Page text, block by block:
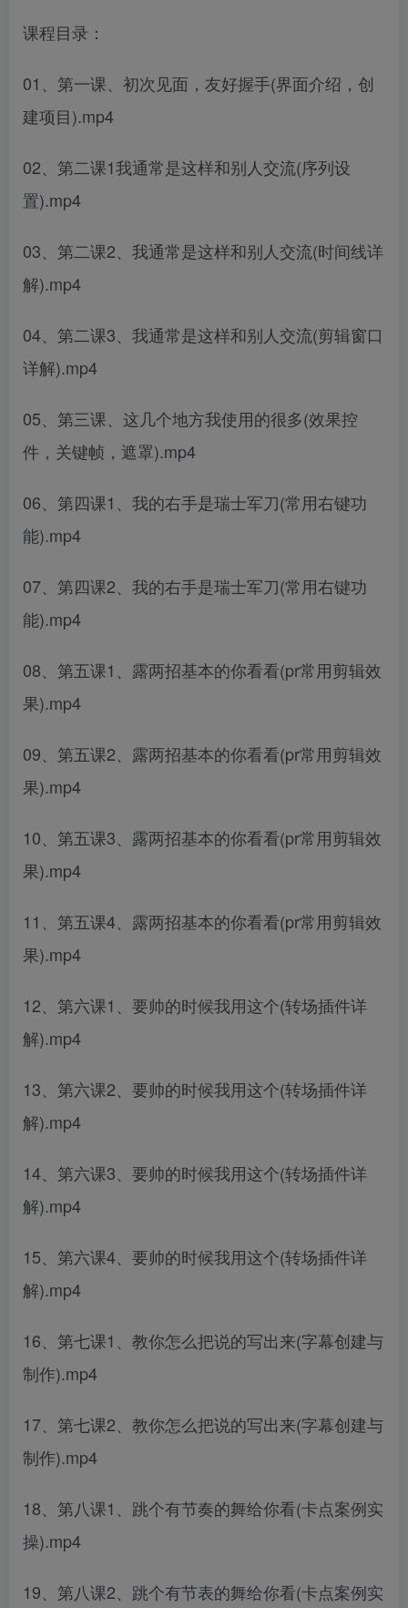
课程目录：
01、第一课、初次见面，友好握手(界面介绍，创
建项目).mp4
02、第二课1我通常是这样和别人交流(序列设
置).mp4
03、第二课2、我通常是这样和别人交流(时间线详
解).mp4
04、第二课3、我通常是这样和别人交流(剪辑窗口
详解).mp4
05、第三课、这几个地方我使用的很多(效果控
件，关键帧，遮罩).mp4
06、第四课1、我的右手是瑞士军刀(常用右键功
能).mp4
07、第四课2、我的右手是瑞士军刀(常用右键功
能).mp4
08、第五课1、露两招基本的你看看(pr常用剪辑效
果).mp4
09、第五课2、露两招基本的你看看(pr常用剪辑效
果).mp4
10、第五课3、露两招基本的你看看(pr常用剪辑效
果).mp4
11、第五课4、露两招基本的你看看(pr常用剪辑效
果).mp4
12、第六课1、要帅的时候我用这个(转场插件详
解).mp4
13、第六课2、要帅的时候我用这个(转场插件详
解).mp4
14、第六课3、要帅的时候我用这个(转场插件详
解).mp4
15、第六课4、要帅的时候我用这个(转场插件详
解).mp4
16、第七课1、教你怎么把说的写出来(字幕创建与
制作).mp4
17、第七课2、教你怎么把说的写出来(字幕创建与
制作).mp4
18、第八课1、跳个有节奏的舞给你看(卡点案例实
操).mp4
19、第八课2、跳个有节表的舞给你看(卡点案例实